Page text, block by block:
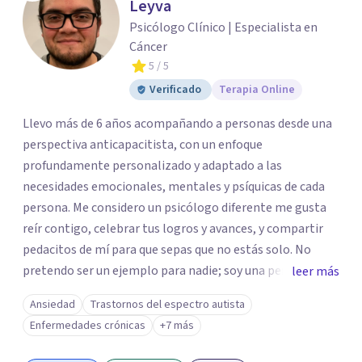
Leyva
Psicólogo Clínico | Especialista en
Cáncer
5 / 5
Verificado
Terapia Online
Llevo más de 6 años acompañando a personas desde una
perspectiva anticapacitista, con un enfoque
profundamente personalizado y adaptado a las
necesidades emocionales, mentales y psíquicas de cada
persona. Me considero un psicólogo diferente me gusta
reír contigo, celebrar tus logros y avances, y compartir
pedacitos de mí para que sepas que no estás solo. No
pretendo ser un ejemplo para nadie; soy una persona que
también sufre, llora, ríe y grita. Para mí, tu salud, tu paz y
tu tranquilidad siempre estarán por encima de lo
económico. A lo largo de mi camino he cuestionado
muchas de las reglas rígidas que aprendí en la formación
leer más
Ansiedad
Trastornos del espectro autista
Enfermedades crónicas
+7 más